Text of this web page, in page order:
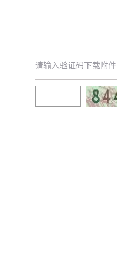
请输入验证码下载附件